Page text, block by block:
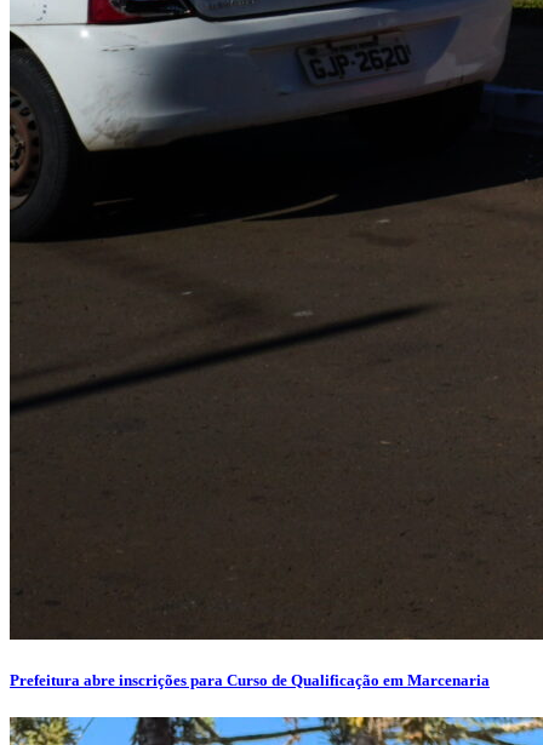
Prefeitura abre inscrições para Curso de Qualificação em Marcenaria